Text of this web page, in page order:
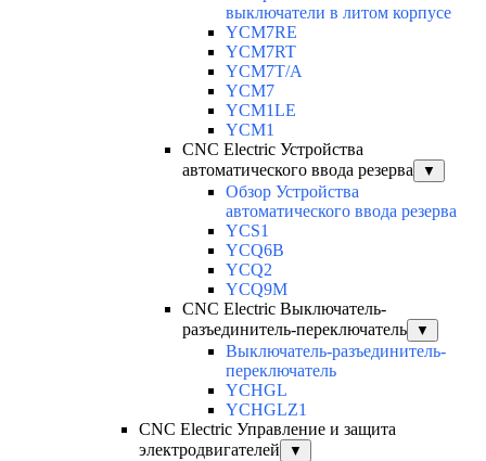
выключатели в литом корпусе
YCM7RE
YCM7RT
YCM7T/A
YCM7
YCM1LE
YCM1
CNC Electric Устройства
автоматического ввода резерва
▼
Обзор Устройства
автоматического ввода резерва
YCS1
YCQ6B
YCQ2
YCQ9M
CNC Electric Выключатель-
разъединитель-переключатель
▼
Выключатель-разъединитель-
переключатель
YCHGL
YCHGLZ1
CNC Electric Управление и защита
электродвигателей
▼